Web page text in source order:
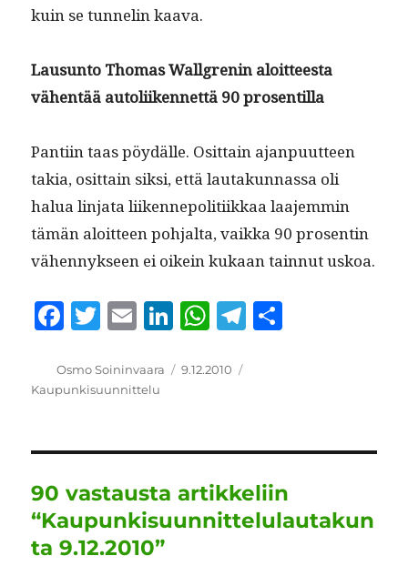
kuin se tun­nelin kaava.
Lausun­to Thomas Wall­grenin aloit­teesta
vähen­tää autoli­iken­net­tä 90 prosentilla
Pan­ti­in taas pöy­dälle. Osit­tain ajan­pu­ut­teen
takia, osit­tain sik­si, että lau­takun­nas­sa oli
halua lin­ja­ta liiken­nepoli­ti­ikkaa laa­jem­min
tämän aloit­teen poh­jal­ta, vaik­ka 90 pros­entin
vähen­nyk­seen ei oikein kukaan tain­nut uskoa.
F
c
e
o
o
k
T
it
te
E
ai
l
Li
k
I
n
W
at
p
p
T
a
m
Kirjoittaja
Osmo Soininvaara Julkaistu
9.12.2010
Kaupunkisuunnittelu
90 vastausta artikkeliin
“Kaupunkisuunnittelulautakun
ta 9.12.2010”